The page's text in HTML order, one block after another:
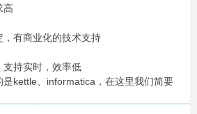
高
有商业化的技术支持
支持实时，效率低
是kettle、informatica，在这里我们简要